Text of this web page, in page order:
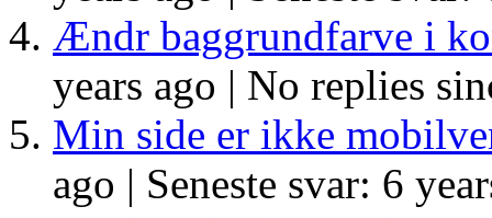
Ændr baggrundfarve i
years ago | No replies
Min side er ikke
ago | Seneste svar: 6